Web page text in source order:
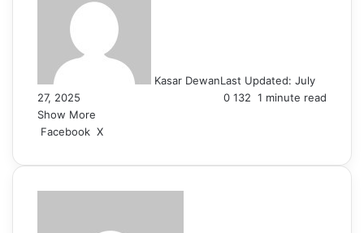
Kasar DewanLast Updated: July
27, 2025
0 132 1 minute read
Show More
Facebook X
Email